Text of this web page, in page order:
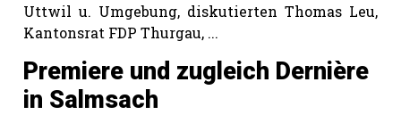
Uttwil u. Umgebung, diskutierten Thomas Leu,
Kantonsrat FDP Thurgau, ...
Premiere und zugleich Dernière
in Salmsach